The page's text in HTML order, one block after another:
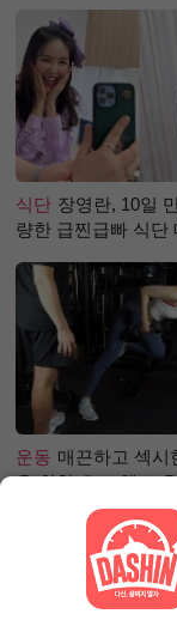
식단 장영란, 10일
량한 급찐급빠 식단
운동 매끈하고 섹시
을 위한 초보 헬스